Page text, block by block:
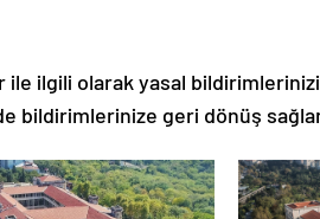
ile ilgili olarak yasal
bildirimlerinize geri dönüş